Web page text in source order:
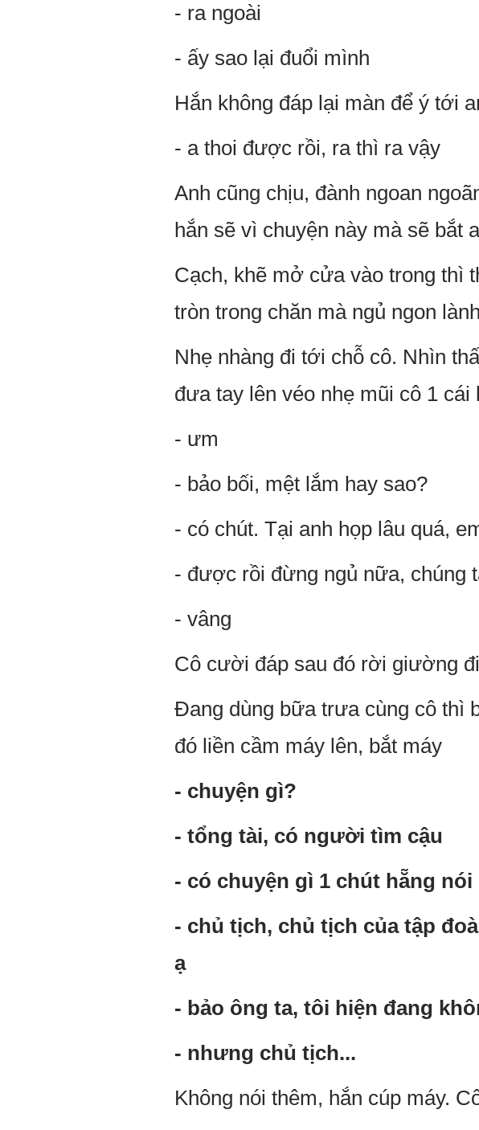
- ra ngoài
- ấy sao lại đuổi mình
Hắn không đáp lại màn để ý tới
- a thoi được rồi, ra thì ra vậy
Anh cũng chịu, đành ngoan
hắn sẽ vì chuyện này mà sẽ bắt
Cạch, khẽ mở cửa vào trong thì
tròn trong chăn mà ngủ ngon lành
Nhẹ nhàng đi tới chỗ cô. Nhìn
đưa tay lên véo nhẹ mũi cô 1
- ưm
- bảo bối, mệt lắm hay sao?
- có chút. Tại anh họp lâu quá,
- được rồi đừng ngủ nữa, chúng
- vâng
Cô cười đáp sau đó rời giường
Đang dùng bữa trưa cùng cô thì
đó liền cầm máy lên, bắt máy
- chuyện gì?
- tổng tài, có người tìm cậu
- có chuyện gì 1 chút hẵng
- chủ tịch, chủ tịch của tập
ạ
- bảo ông ta, tôi hiện đang
- nhưng chủ tịch...
Không nói thêm, hắn cúp máy.